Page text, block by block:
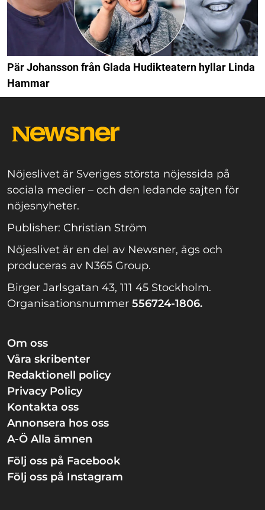
Pär Johansson från Glada Hudikteatern hyllar Linda
Hammar
Nöjeslivet är Sveriges största nöjessida på
sociala medier – och den ledande sajten för
nöjesnyheter.
Publisher: Christian Ström
Nöjeslivet är en del av Newsner, ägs och
produceras av N365 Group.
Birger Jarlsgatan 43, 111 45 Stockholm.
Organisationsnummer 556724-1806.
Om oss
Våra skribenter
Redaktionell policy
Privacy Policy
Kontakta oss
Annonsera hos oss
A-Ö Alla ämnen
Följ oss på Facebook
Följ oss på Instagram